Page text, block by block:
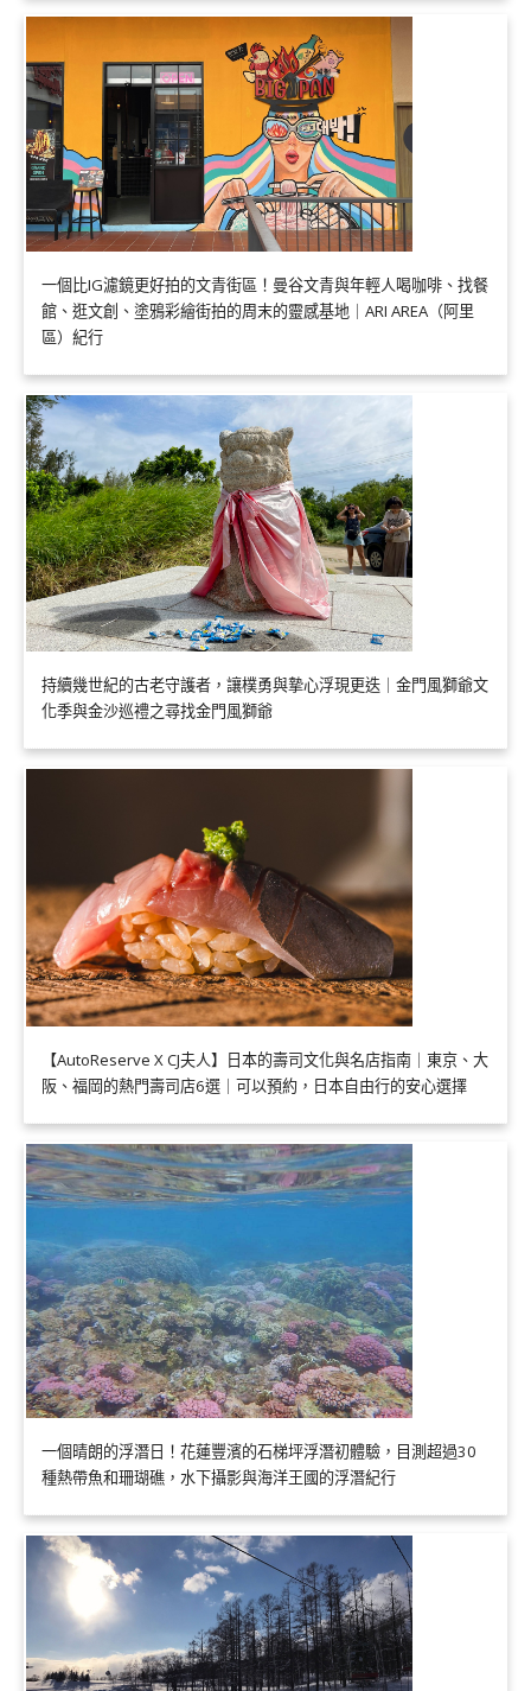
一個比IG濾鏡更好拍的文青街區！曼谷文青與年輕人喝咖啡、找餐
館、逛文創、塗鴉彩繪街拍的周末的靈感基地｜ARI AREA（阿里
區）紀行
持續幾世紀的古老守護者，讓樸勇與摯心浮現更迭｜金門風獅爺文
化季與金沙巡禮之尋找金門風獅爺
【AutoReserve X CJ夫人】日本的壽司文化與名店指南｜東京、大
阪、福岡的熱門壽司店6選｜可以預約，日本自由行的安心選擇
一個晴朗的浮潛日！花蓮豐濱的石梯坪浮潛初體驗，目測超過30
種熱帶魚和珊瑚礁，水下攝影與海洋王國的浮潛紀行